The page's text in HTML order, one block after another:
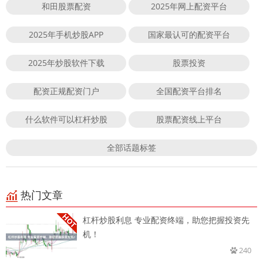
和田股票配资 2025年网上配资平台
2025年手机炒股APP 国家最认可的配资平台
2025年炒股软件下载 股票投资
配资正规配资门户 全国配资平台排名
什么软件可以杠杆炒股 股票配资线上平台
全部话题标签
热门文章
杠杆炒股利息 专业配资终端，助您把握投资先
机！
240